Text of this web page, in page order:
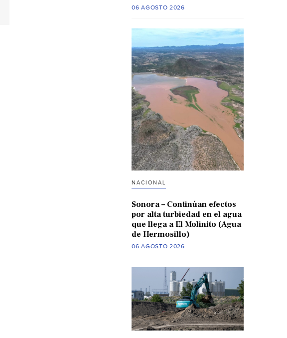
06 AGOSTO 2026
NACIONAL
Sonora – Continúan efectos
por alta turbiedad en el agua
que llega a El Molinito (Agua
de Hermosillo)
06 AGOSTO 2026